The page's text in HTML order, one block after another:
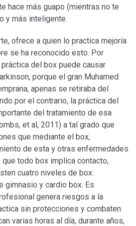
hace más guapo (mientras no te
y más inteligente.
ofrece a quien lo practica mejoría
se ha reconocido esto. Por
del box puede causar
porque el gran Muhamed
apenas se retiraba del
por el contrario, la práctica del
del tratamiento de esa
et al, 2011) a tal grado que
que mediante el box,
de esta y otras enfermedades
que todo box implica contacto,
cuatro niveles de box:
gimnasio y cardio box. Es
genera riesgos a la
sin protecciones y combaten
varias horas al día, durante años,